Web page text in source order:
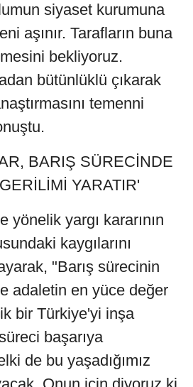
siyaset kurumuna
aşınır. Tarafların buna
bekliyoruz.
bütünlüklü çıkarak
temenni
BARIŞ SÜRECİNDE
YARATIR'
yönelik yargı kararının
kaygılarını
"Barış sürecinin
adaletin en yüce değer
bir Türkiye'yi inşa
başarıya
de bu yaşadığımız